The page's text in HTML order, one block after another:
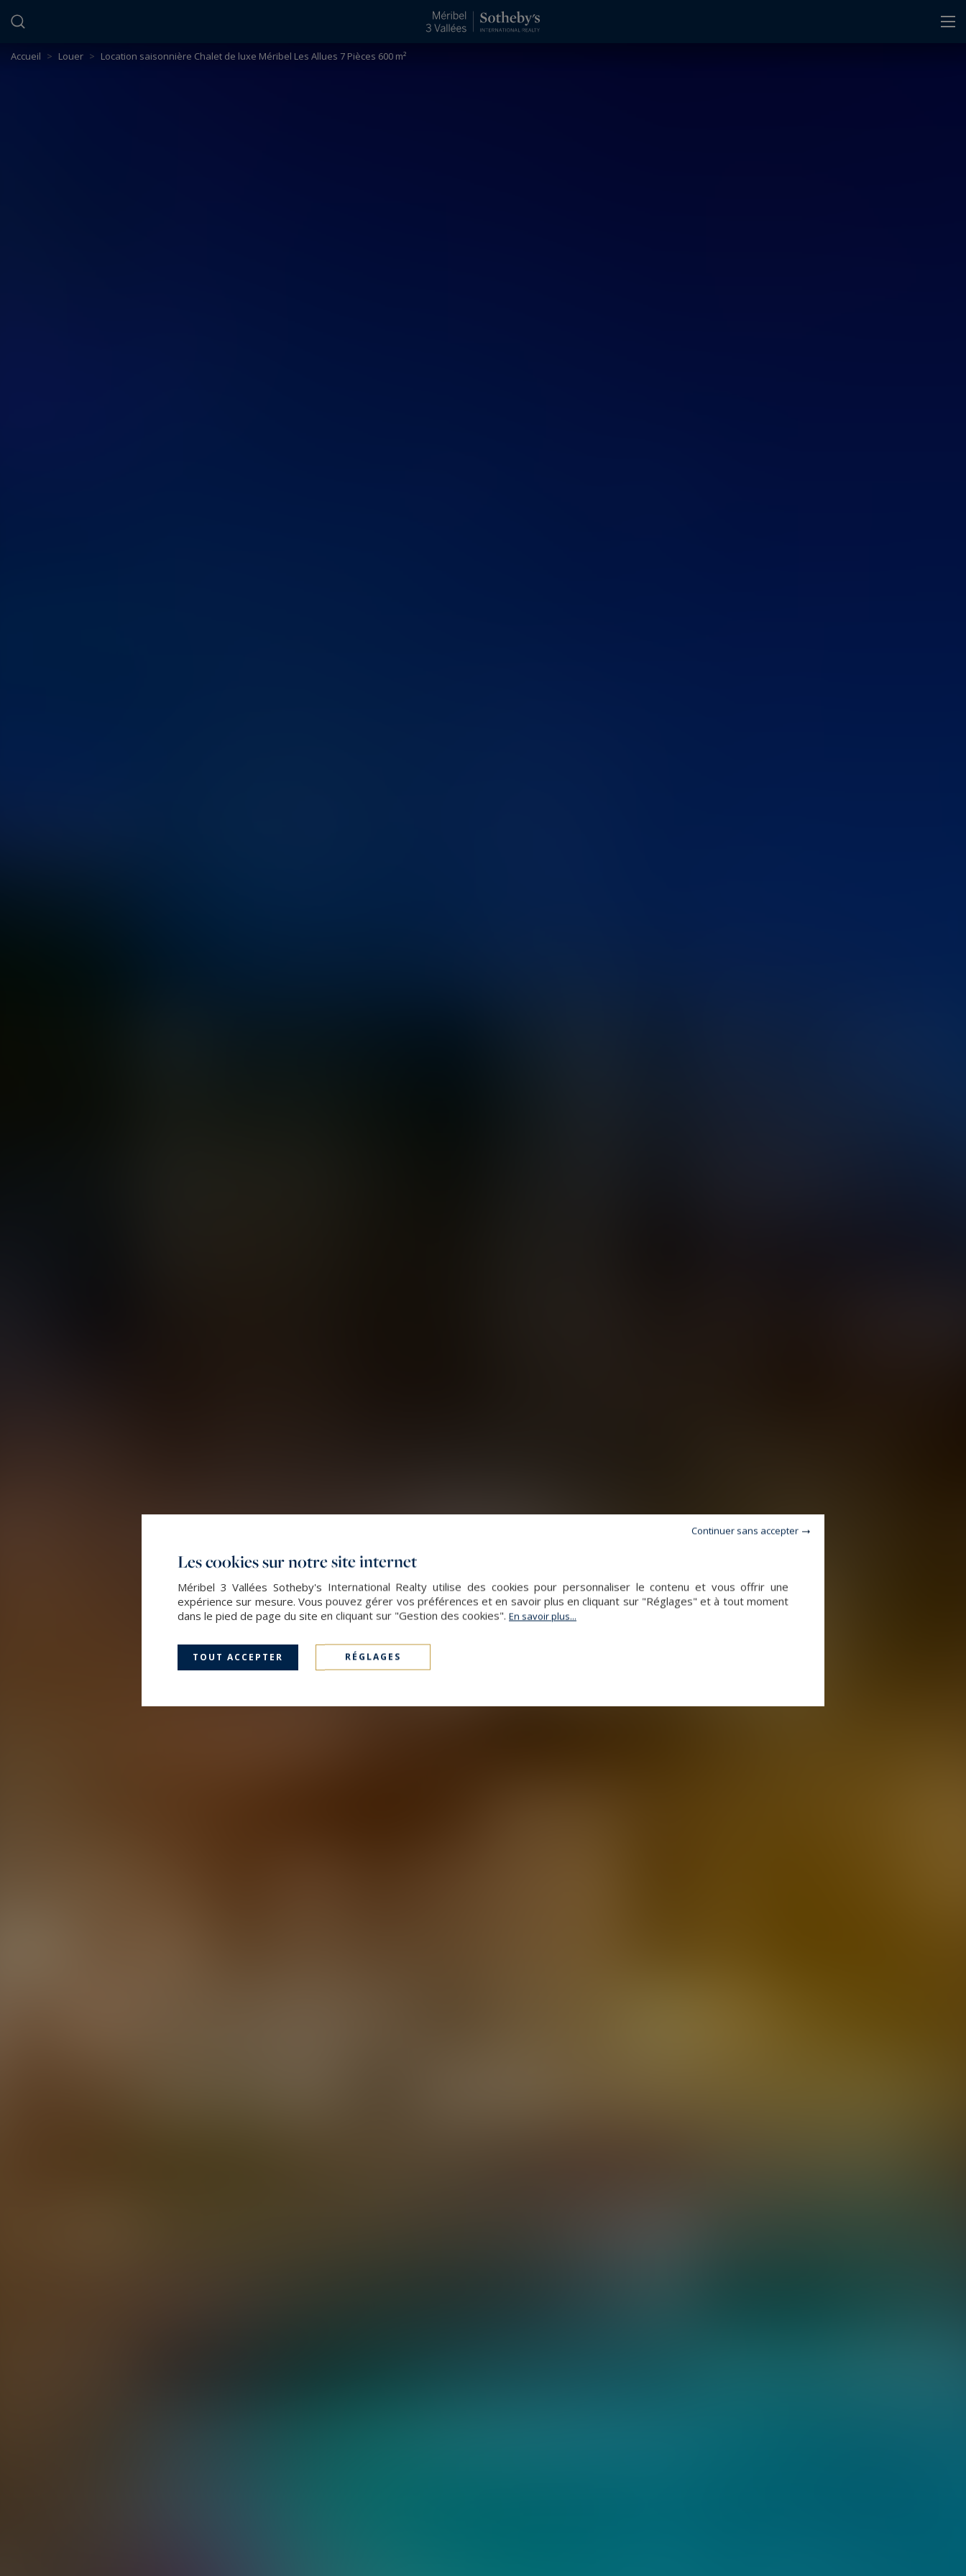
Accueil > Louer > Location saisonnière Chalet de luxe Méribel Les Allues 7 Pièces 600 m²
Les cookies sur notre site internet
Méribel 3 Vallées Sotheby's International Realty utilise des cookies pour personnaliser le contenu et vous offrir une
expérience sur mesure. Vous pouvez gérer vos préférences et en savoir plus en cliquant sur "Réglages" et à tout moment
dans le pied de page du site en cliquant sur "Gestion des cookies". En savoir plus...
TOUT ACCEPTER RÉGLAGES
Continuer sans accepter